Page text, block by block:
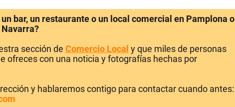
bar, un restaurante o un local comercial en Pamplona o
sección de Comercio Local y que miles de personas
ofreces con una noticia y fotografías hechas por
y hablaremos contigo para contactar cuando antes: